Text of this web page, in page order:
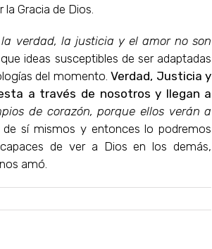
Gracia de Dios.
verdad, la justicia y el amor no son
ideas susceptibles de ser adaptadas
del momento. Verdad, Justicia y
a través de nosotros y llegan a
de corazón, porque ellos verán a
sí mismos y entonces lo podremos
de ver a Dios en los demás,
amó.